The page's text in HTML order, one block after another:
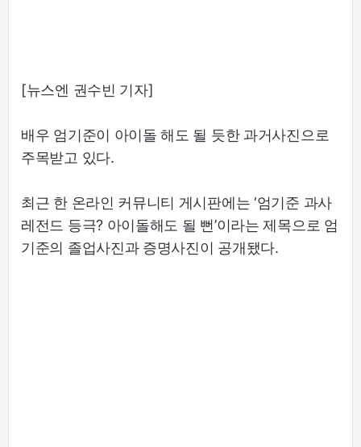
[뉴스엔 권수빈 기자]
배우 엄기준이 아이돌 해도 될 듯한 과거사진으로
주목받고 있다.
최근 한 온라인 커뮤니티 게시판에는 ‘엄기준 과사
레전드 등극? 아이돌해도 될 뻔’이라는 제목으로 엄
기준의 졸업사진과 증명사진이 공개됐다.